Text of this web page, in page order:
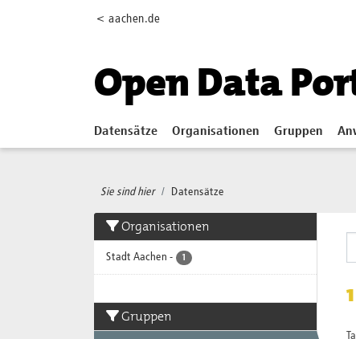
< aachen.de
Open Data
Datensätze Organisationen Gruppen
Sie sind hier Datensätze
Organisationen
Stadt Aachen - 1
Gruppen